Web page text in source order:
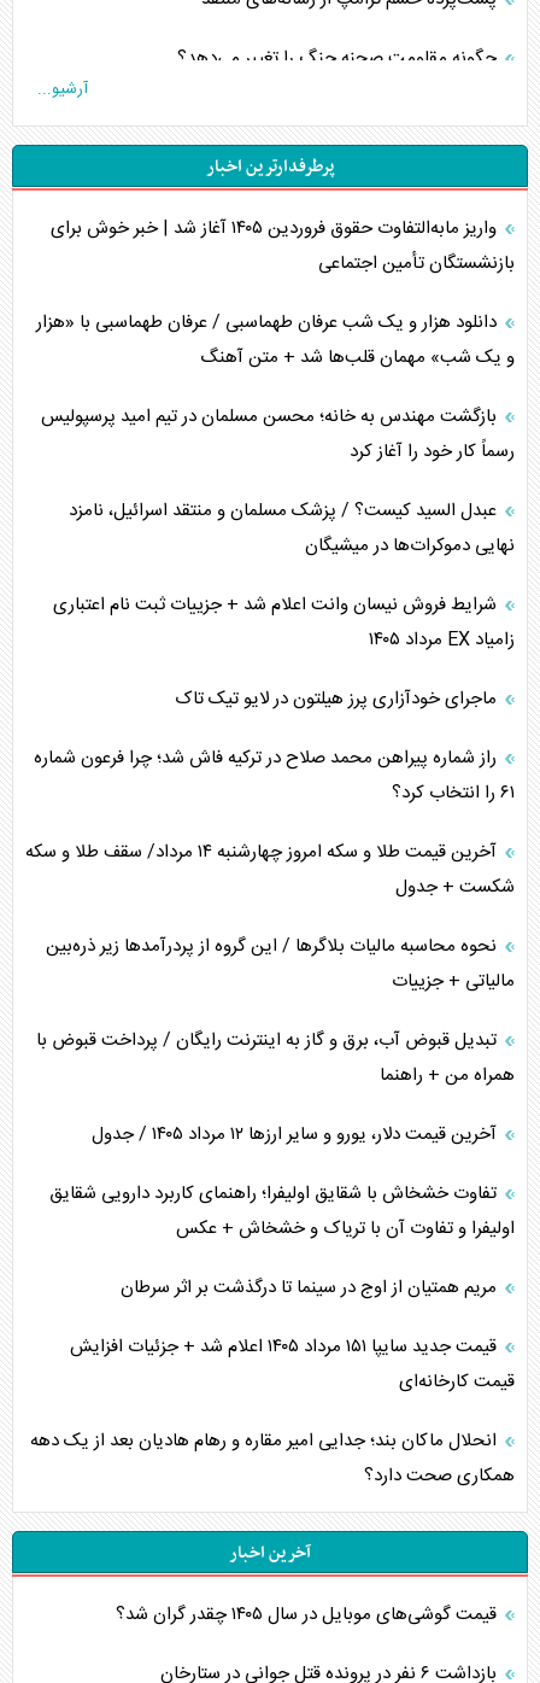
چگونه مقاومت صحنه جنگ را تغییر می‌دهد؟
جنگ رمضان و معضل حضور نظامیان آمریکایی
تحلیل جامع پدیده تراستی‌ها
تأثیر جنگ ایران و آمریکا بر اقتصاد جهانی
اربعین، کابوس مشترک تل‌آویو-واشنگتن
برنامه هفتم توسعه در نقطه کور سیاستگذاری
کنوانسیون دریای خزر در راستای منافع ملی است؟
اوکراین بازوی مخرب آمریکا در غرب آسیا
اهمیت راهبردی اردن برای آمریکا
پیام، ظرفیت بالفعل‌نشده تجارت ایران
همسویی عربستان با سنتکام علیه متحدان ایران
ترامپ و توهم خلع سلاح حماس
آرشیو...
پرطرفدارترین اخبار
واریز مابه‌التفاوت حقوق فروردین ۱۴۰۵ آغاز شد | خبر خوش برای
بازنشستگان تأمین اجتماعی
دانلود هزار و یک شب عرفان طهماسبی / عرفان طهماسبی با «هزار
و یک شب» مهمان قلب‌ها شد + متن آهنگ
بازگشت مهندس به خانه؛ محسن مسلمان در تیم امید پرسپولیس
رسماً کار خود را آغاز کرد
عبدل السید کیست؟ / پزشک مسلمان و منتقد اسرائیل، نامزد
نهایی دموکرات‌ها در میشیگان
شرایط فروش نیسان وانت اعلام شد + جزییات ثبت نام اعتباری
زامیاد EX مرداد ۱۴۰۵
ماجرای خودآزاری پرز هیلتون در لایو تیک تاک
راز شماره پیراهن محمد صلاح در ترکیه فاش شد؛ چرا فرعون شماره
۶۱ را انتخاب کرد؟
آخرین قیمت طلا و سکه امروز چهارشنبه ۱۴ مرداد/ سقف طلا و سکه
شکست + جدول
نحوه محاسبه مالیات بلاگر‌ها / این گروه از پردرآمد‌ها زیر ذره‌بین
مالیاتی + جزییات
تبدیل قبوض آب، برق و گاز به اینترنت رایگان / پرداخت قبوض با
همراه من + راهنما
آخرین قیمت دلار، یورو و سایر ارز‌ها ۱۲ مرداد ۱۴۰۵ / جدول
تفاوت خشخاش با شقایق اولیفرا؛ راهنمای کاربرد دارویی شقایق
اولیفرا و تفاوت آن با تریاک و خشخاش + عکس
مریم همتیان از اوج در سینما تا درگذشت بر اثر سرطان
قیمت جدید سایپا ۱۵۱ مرداد ۱۴۰۵ اعلام شد + جزئیات افزایش
قیمت کارخانه‌ای
انحلال ماکان بند؛ جدایی امیر مقاره و رهام هادیان بعد از یک دهه
همکاری صحت دارد؟
آخرین اخبار
قیمت گوشی‌های موبایل در سال ۱۴۰۵ چقدر گران شد؟
بازداشت ۶ نفر در پرونده قتل جوانی در ستارخان